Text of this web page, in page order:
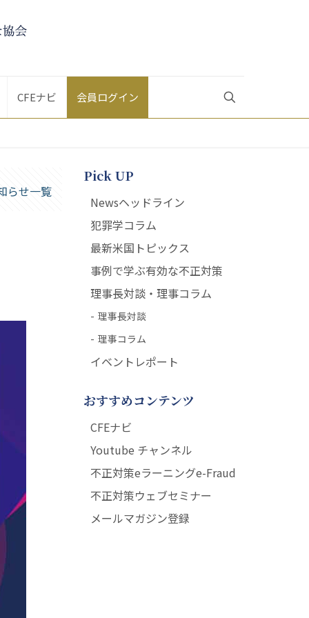
CFEナビ 会員ログイン
らせ一覧
Pick UP
Newsヘッドライン
犯罪学コラム
最新米国トピックス
事例で学ぶ有効な不正対策
理事長対談・理事コラム
理事長対談
理事コラム
イベントレポート
おすすめコンテンツ
CFEナビ
Youtube チャンネル
不正対策eラーニングe-Fraud
不正対策ウェブセミナー
メールマガジン登録